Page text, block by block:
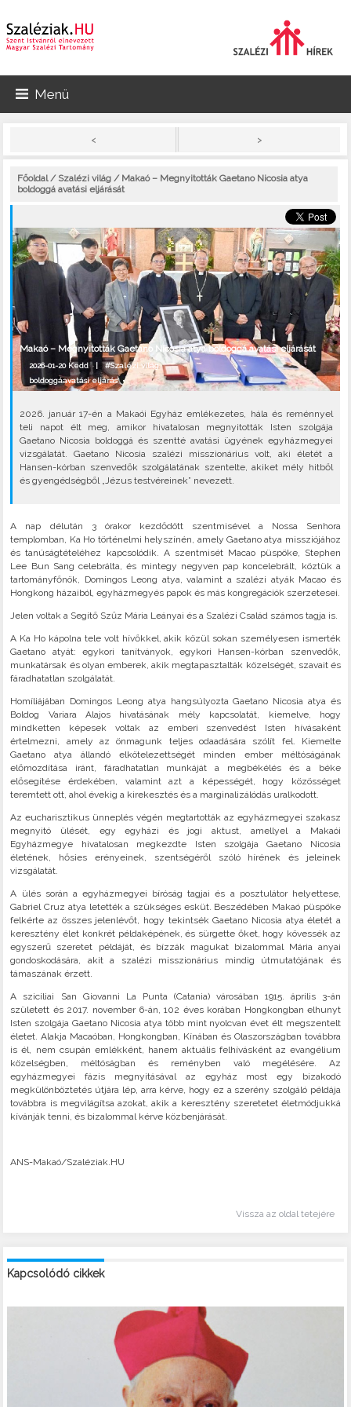
Menü
< >
Főoldal/ Szalézi világ / Makaó – Megnyitották Gaetano Nicosia atya
boldoggá avatási eljárását
Makaó – Megnyitották Gaetano Nicosia atya boldoggá avatási eljárását
2026-01-20 Kedd |#Szalézi világ
boldoggáavatási eljárás•
2026. január 17-én a Makaói Egyház emlékezetes, hála és reménnyel
teli napot élt meg, amikor hivatalosan megnyitották Isten szolgája
Gaetano Nicosia boldoggá és szentté avatási ügyének egyházmegyei
vizsgálatát. Gaetano Nicosia szalézi misszionárius volt, aki életét a
Hansen-kórban szenvedők szolgálatának szentelte, akiket mély hitből
és gyengédségből „Jézus testvéreinek” nevezett.
A nap délután 3 órakor kezdődött szentmisével a Nossa Senhora
templomban, Ka Ho történelmi helyszínén, amely Gaetano atya missziójához
és tanúságtételéhez kapcsolódik. A szentmisét Macao püspöke, Stephen
Lee Bun Sang celebrálta, és mintegy negyven pap koncelebrált, köztük a
tartományfőnök, Domingos Leong atya, valamint a szalézi atyák Macao és
Hongkong házaiból, egyházmegyés papok és más kongregációk szerzetesei.
Jelen voltak a Segítő Szűz Mária Leányai és a Szalézi Család számos tagja is.
A Ka Ho kápolna tele volt hívőkkel, akik közül sokan személyesen ismerték
Gaetano atyát: egykori tanítványok, egykori Hansen-kórban szenvedők,
munkatársak és olyan emberek, akik megtapasztalták közelségét, szavait és
fáradhatatlan szolgálatát.
Homíliájában Domingos Leong atya hangsúlyozta Gaetano Nicosia atya és
Boldog Variara Alajos hivatásának mély kapcsolatát, kiemelve, hogy
mindketten képesek voltak az emberi szenvedést Isten hívásaként
értelmezni, amely az önmagunk teljes odaadására szólít fel. Kiemelte
Gaetano atya állandó elkötelezettségét minden ember méltóságának
előmozdítása iránt, fáradhatatlan munkáját a megbékélés és a béke
elősegítése érdekében, valamint azt a képességét, hogy közösséget
teremtett ott, ahol évekig a kirekesztés és a marginalizálódás uralkodott.
Az eucharisztikus ünneplés végén megtartották az egyházmegyei szakasz
megnyitó ülését, egy egyházi és jogi aktust, amellyel a Makaói
Egyházmegye hivatalosan megkezdte Isten szolgája Gaetano Nicosia
életének, hősies erényeinek, szentségéről szóló hírének és jeleinek
vizsgálatát.
A ülés során a egyházmegyei bíróság tagjai és a posztulátor helyettese,
Gabriel Cruz atya letették a szükséges esküt. Beszédében Makaó püspöke
felkérte az összes jelenlévőt, hogy tekintsék Gaetano Nicosia atya életét a
keresztény élet konkrét példaképének, és sürgette őket, hogy kövessék az
egyszerű szeretet példáját, és bízzák magukat bizalommal Mária anyai
gondoskodására, akit a szalézi misszionárius mindig útmutatójának és
támaszának érzett.
A szicíliai San Giovanni La Punta (Catania) városában 1915. április 3-án
született és 2017. november 6-án, 102 éves korában Hongkongban elhunyt
Isten szolgája Gaetano Nicosia atya több mint nyolcvan évet élt megszentelt
életet. Alakja Macaóban, Hongkongban, Kínában és Olaszországban továbbra
is él, nem csupán emlékként, hanem aktuális felhívásként az evangélium
közelségben, méltóságban és reményben való megélésére. Az
egyházmegyei fázis megnyitásával az egyház most egy bizakodó
megkülönböztetés útjára lép, arra kérve, hogy ez a szerény szolgáló példája
továbbra is megvilágítsa azokat, akik a keresztény szeretetet életmódjukká
kívánják tenni, és bizalommal kérve közbenjárását.
ANS-Makaó/Szaléziak.HU
Vissza az oldal tetejére
Kapcsolódó cikkek